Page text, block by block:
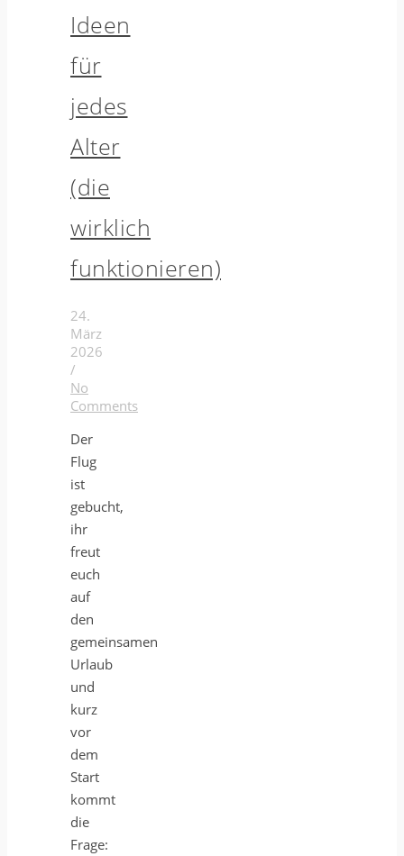
Ideen
für
jedes
Alter
(die
wirklich
funktionieren)
24.
März
2026
/
No
Comments
Der
Flug
ist
gebucht,
ihr
freut
euch
auf
den
gemeinsamen
Urlaub
und
kurz
vor
dem
Start
kommt
die
Frage: